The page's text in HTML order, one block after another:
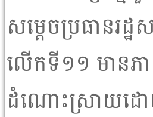
សម្តេចប្រធានរ
លើកទី១១ មានភា
ដំណោះស្រាយដោយ